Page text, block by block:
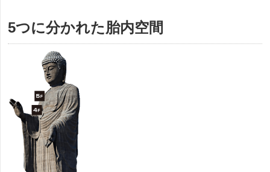
5つに分かれた胎内空間